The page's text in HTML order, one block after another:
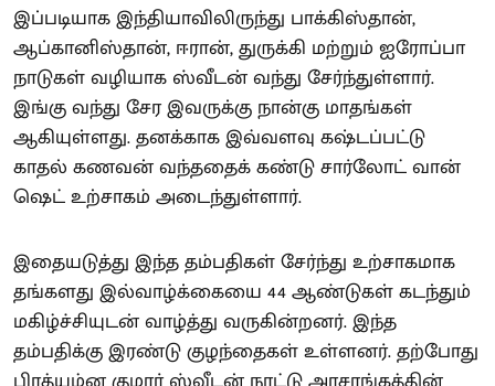
இப்படியாக இந்தியாவிலிருந்து பாக்கிஸ்தான்,
ஆப்கானிஸ்தான், ஈரான், துருக்கி மற்றும் ஐரோப்பா
நாடுகள் வழியாக ஸ்வீடன் வந்து சேர்ந்துள்ளார்.
இங்கு வந்து சேர இவருக்கு நான்கு மாதங்கள்
ஆகியுள்ளது. தனக்காக இவ்வளவு கஷ்டப்பட்டு
காதல் கணவன் வந்ததைக் கண்டு சார்லோட் வான்
ஷெட் உற்சாகம் அடைந்துள்ளார்.
இதையடுத்து இந்த தம்பதிகள் சேர்ந்து உற்சாகமாக
தங்களது இல்வாழ்க்கையை 44 ஆண்டுகள் கடந்தும்
மகிழ்ச்சியுடன் வாழ்த்து வருகின்றனர். இந்த
தம்பதிக்கு இரண்டு குழந்தைகள் உள்ளனர். தற்போது